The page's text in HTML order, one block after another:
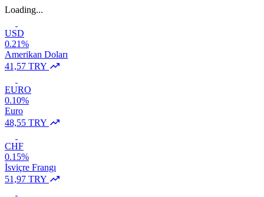
Loading...
USD
0.21%
Amerikan Doları
41,57 TRY
EURO
0.10%
Euro
48,55 TRY
CHF
0.15%
İsviçre Frangı
51,97 TRY